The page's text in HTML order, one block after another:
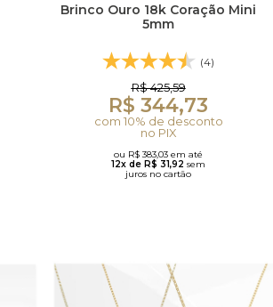
Brinco Ouro 18k Coração Mini
5mm
(4)
R$ 425,59
R$ 344,73
com 10% de desconto
no PIX
ou R$ 383,03 em até
12x de R$ 31,92 sem
juros no cartão